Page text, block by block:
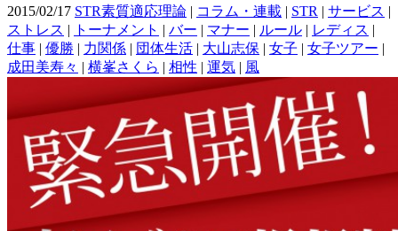
2015/02/17 STR素質適応理論 | コラム・連載 | STR | サービス |
ストレス | トーナメント | バー | マナー | ルール | レディス |
仕事 | 優勝 | 力関係 | 団体生活 | 大山志保 | 女子 | 女子ツアー |
成田美寿々 | 横峯さくら | 相性 | 運気 | 風